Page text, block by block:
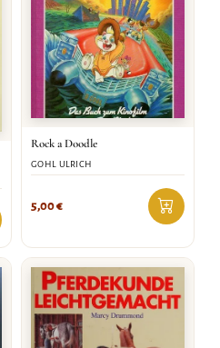
Rock a Doodle
GOHL ULRICH
5,00€